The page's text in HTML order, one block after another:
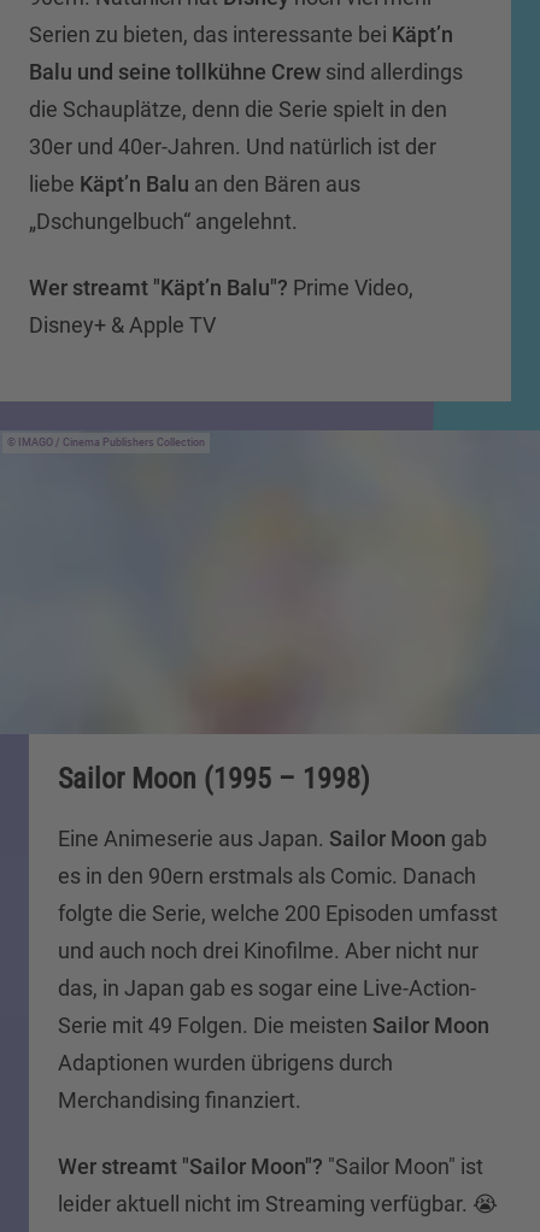
Serien zu bieten, das interessante bei Käpt’n
Balu und seine tollkühne Crew sind allerdings
die Schauplätze, denn die Serie spielt in den
30er und 40er-Jahren. Und natürlich ist der
liebe Käpt’n Balu an den Bären aus
„Dschungelbuch“ angelehnt.
Wer streamt "Käpt’n Balu"? Prime Video,
Disney+ & Apple TV
IMAGO / Cinema Publishers Collection
Sailor Moon (1995 – 1998)
Eine Animeserie aus Japan. Sailor Moon gab
es in den 90ern erstmals als Comic. Danach
folgte die Serie, welche 200 Episoden umfasst
und auch noch drei Kinofilme. Aber nicht nur
das, in Japan gab es sogar eine Live-Action-
Serie mit 49 Folgen. Die meisten Sailor Moon
Adaptionen wurden übrigens durch
Merchandising finanziert.
Wer streamt "Sailor Moon"? "Sailor Moon" ist
leider aktuell nicht im Streaming verfügbar. 😭